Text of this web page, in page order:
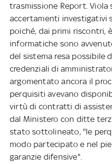
trasmissione Report. Viola
accertamenti investigativi
poiché, dai primi riscontri,
informatiche sono
del sistema resa possibile
credenziali di
argomentato ancora il
perquisiti avevano
virtù di contratti di
dal Ministero con ditte
stato sottolineato, "le
modo partecipato e nel
garanzie difensive".